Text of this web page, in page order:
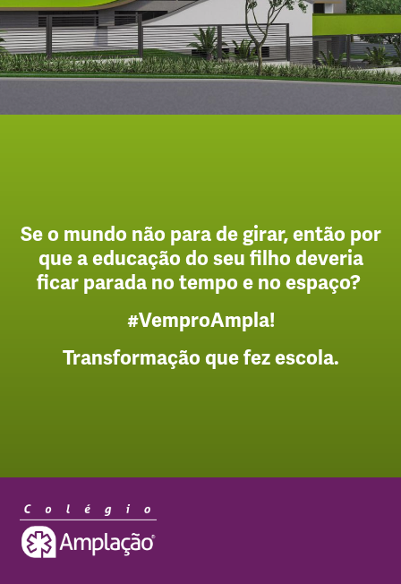
Se o mundo não para de girar, então por
que a educação do seu filho deveria
ficar parada no tempo e no espaço?
#VemproAmpla!
Transformação que fez escola.